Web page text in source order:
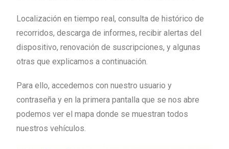
Localización en tiempo real, consulta de histórico de
recorridos, descarga de informes, recibir alertas del
dispositivo, renovación de suscripciones, y algunas
otras que explicamos a continuación.
Para ello, accedemos con nuestro usuario y
contraseña y en la primera pantalla que se nos abre
podemos ver el mapa donde se muestran todos
nuestros vehículos.